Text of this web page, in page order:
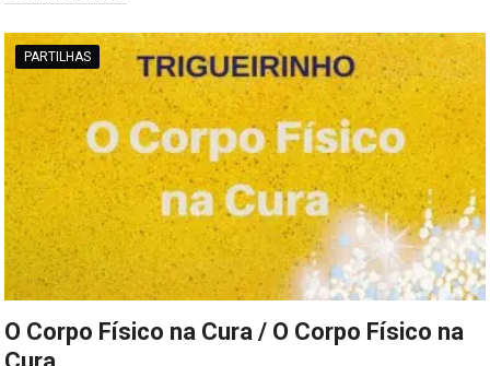
PARTILHAS
O Corpo Físico na Cura / O Corpo Físico na